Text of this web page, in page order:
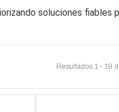
soluciones fiables
Resultados 1 - 19